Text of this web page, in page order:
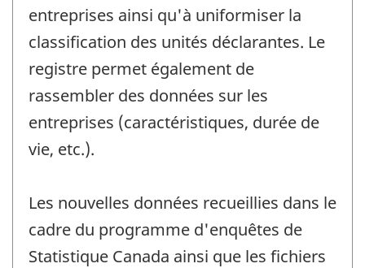
entreprises ainsi qu'à uniformiser la
classification des unités déclarantes. Le
registre permet également de
rassembler des données sur les
entreprises (caractéristiques, durée de
vie, etc.).
Les nouvelles données recueillies dans le
cadre du programme d'enquêtes de
Statistique Canada ainsi que les fichiers